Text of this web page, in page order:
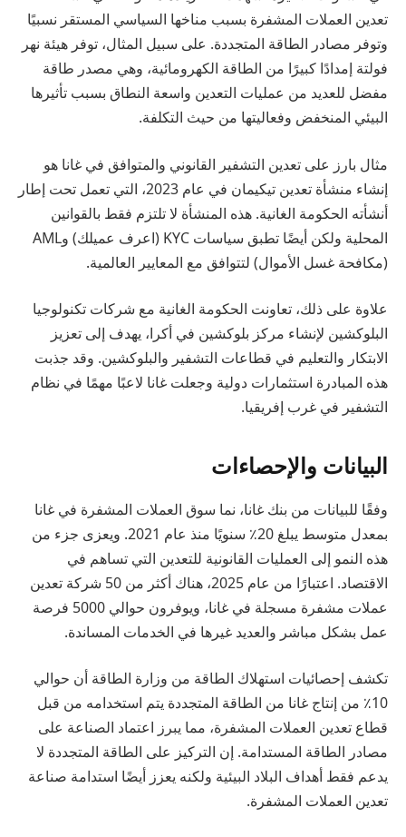
تعدين العملات المشفرة بسبب مناخها السياسي المستقر نسبيًا
وتوفر مصادر الطاقة المتجددة. على سبيل المثال، توفر هيئة نهر
فولتة إمدادًا كبيرًا من الطاقة الكهرومائية، وهي مصدر طاقة
مفضل للعديد من عمليات التعدين واسعة النطاق بسبب تأثيرها
البيئي المنخفض وفعاليتها من حيث التكلفة.
مثال بارز على تعدين التشفير القانوني والمتوافق في غانا هو
إنشاء منشأة تعدين تيكيمان في عام 2023، التي تعمل تحت إطار
أنشأته الحكومة الغانية. هذه المنشأة لا تلتزم فقط بالقوانين
المحلية ولكن أيضًا تطبق سياسات KYC (اعرف عميلك) وAML
(مكافحة غسل الأموال) لتتوافق مع المعايير العالمية.
علاوة على ذلك، تعاونت الحكومة الغانية مع شركات تكنولوجيا
البلوكشين لإنشاء مركز بلوكشين في أكرا، يهدف إلى تعزيز
الابتكار والتعليم في قطاعات التشفير والبلوكشين. وقد جذبت
هذه المبادرة استثمارات دولية وجعلت غانا لاعبًا مهمًا في نظام
التشفير في غرب إفريقيا.
البيانات والإحصاءات
وفقًا للبيانات من بنك غانا، نما سوق العملات المشفرة في غانا
بمعدل متوسط يبلغ 20٪ سنويًا منذ عام 2021. ويعزى جزء من
هذه النمو إلى العمليات القانونية للتعدين التي تساهم في
الاقتصاد. اعتبارًا من عام 2025، هناك أكثر من 50 شركة تعدين
عملات مشفرة مسجلة في غانا، ويوفرون حوالي 5000 فرصة
عمل بشكل مباشر والعديد غيرها في الخدمات المساندة.
تكشف إحصائيات استهلاك الطاقة من وزارة الطاقة أن حوالي
10٪ من إنتاج غانا من الطاقة المتجددة يتم استخدامه من قبل
قطاع تعدين العملات المشفرة، مما يبرز اعتماد الصناعة على
مصادر الطاقة المستدامة. إن التركيز على الطاقة المتجددة لا
يدعم فقط أهداف البلاد البيئية ولكنه يعزز أيضًا استدامة صناعة
تعدين العملات المشفرة.